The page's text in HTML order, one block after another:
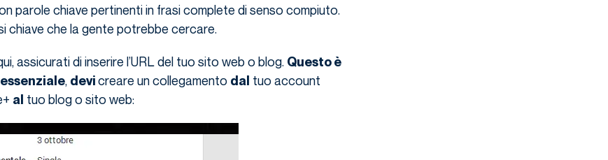
parole chiave pertinenti in frasi complete di senso compiuto.
chiave che la gente potrebbe cercare.
assicurati di inserire l’URL del tuo sito web o blog. Questo è
, devicreare un collegamento dal tuo account
al tuo blog o sito web: